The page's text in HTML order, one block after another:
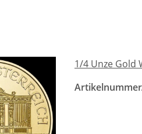
1/4 Unze Gold